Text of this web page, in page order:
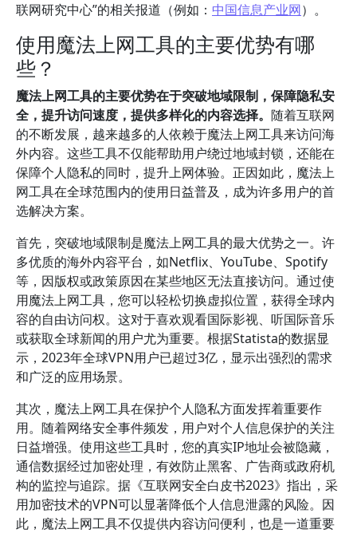
联网研究中心”的相关报道（例如： 中国信息产业网）。
使用魔法上网工具的主要优势有哪
些？
魔法上网工具的主要优势在于突破地域限制，保障隐私安
全，提升访问速度，提供多样化的内容选择。 随着互联网
的不断发展，越来越多的人依赖于魔法上网工具来访问海
外内容。这些工具不仅能帮助用户绕过地域封锁，还能在
保障个人隐私的同时，提升上网体验。正因如此，魔法上
网工具在全球范围内的使用日益普及，成为许多用户的首
选解决方案。
首先，突破地域限制是魔法上网工具的最大优势之一。许
多优质的海外内容平台，如Netflix、YouTube、Spotify
等，因版权或政策原因在某些地区无法直接访问。通过使
用魔法上网工具，您可以轻松切换虚拟位置，获得全球内
容的自由访问权。这对于喜欢观看国际影视、听国际音乐
或获取全球新闻的用户尤为重要。根据Statista的数据显
示，2023年全球VPN用户已超过3亿，显示出强烈的需求
和广泛的应用场景。
其次，魔法上网工具在保护个人隐私方面发挥着重要作
用。随着网络安全事件频发，用户对个人信息保护的关注
日益增强。使用这些工具时，您的真实IP地址会被隐藏，
通信数据经过加密处理，有效防止黑客、广告商或政府机
构的监控与追踪。据《互联网安全白皮书2023》指出，采
用加密技术的VPN可以显著降低个人信息泄露的风险。因
此，魔法上网工具不仅提供内容访问便利，也是一道重要